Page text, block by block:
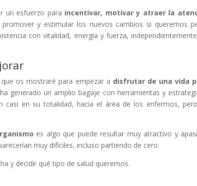
un esfuerzo para incentivar, motivar y atraer la
y estimular los nuevos cambios si queremos
con vitalidad, energía y fuerza,
os mostraré para empezar a disfrutar de una vida
generado un amplio bagaje con herramientas y
casi en su totalidad, hacia el área de los enfermos,
es algo que puede resultar muy atractivo y
muy difíciles, incluso partiendo de cero.
y decidir qué tipo de salud queremos.